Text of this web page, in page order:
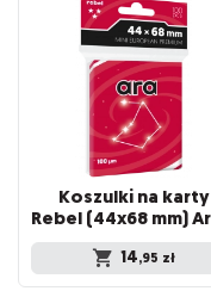
Koszulki na karty
14,95 zł